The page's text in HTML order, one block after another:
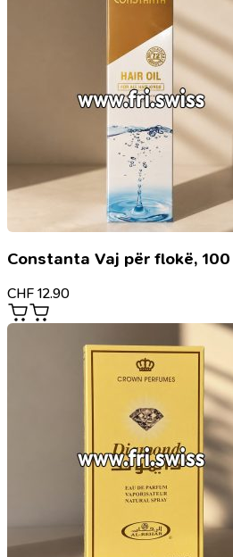
Constanta Vaj për flokë,
CHF 12.90